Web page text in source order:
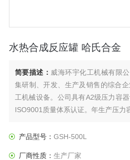
水热合成反应罐 哈氏合金
简要描述： 威海环宇化工机械有限
集研制、开发、生产及销售的综合
工机械设备。公司具有A2级压力容
ISO9001质量体系认证。年生产压力
及定制反应系统等。
产品型号： GSH-500L
厂商性质： 生产厂家